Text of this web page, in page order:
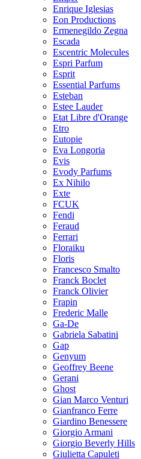
Enrique Iglesias
Eon Productions
Ermenegildo Zegna
Escada
Escentric Molecules
Espri Parfum
Esprit
Essential Parfums
Esteban
Estee Lauder
Etat Libre d'Orange
Etro
Eutopie
Eva Longoria
Evis
Evody Parfums
Ex Nihilo
Exte
FCUK
Fendi
Feraud
Ferrari
Floraiku
Floris
Francesco Smalto
Franck Boclet
Franck Olivier
Frapin
Frederic Malle
Ga-De
Gabriela Sabatini
Gap
Genyum
Geoffrey Beene
Gerani
Ghost
Gian Marco Venturi
Gianfranco Ferre
Giardino Benessere
Giorgio Armani
Giorgio Beverly Hills
Giulietta Capuleti